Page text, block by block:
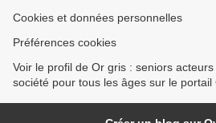
Cookies et données personnelles
Préférences cookies
Voir le profil de Or gris : seniors
société pour tous les âges sur le portail